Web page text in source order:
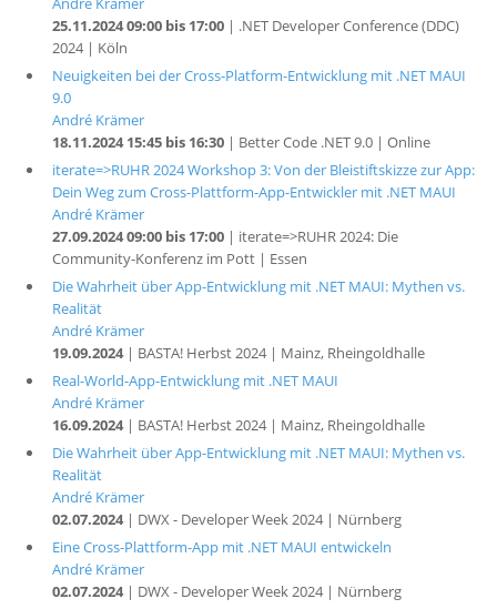
25.11.2024 09:00 bis 17:00| .NET Developer Conference (DDC)
2024 | Köln
Neuigkeiten bei der Cross-Platform-Entwicklung mit .NET MAUI
9.0
André Krämer
18.11.2024 15:45 bis 16:30| Better Code .NET 9.0 | Online
iterate=>RUHR 2024 Workshop 3: Von der Bleistiftskizze zur App:
Dein Weg zum Cross-Plattform-App-Entwickler mit .NET MAUI
André Krämer
27.09.2024 09:00 bis 17:00| iterate=>RUHR 2024: Die
Community-Konferenz im Pott | Essen
Die Wahrheit über App-Entwicklung mit .NET MAUI: Mythen vs.
Realität
André Krämer
19.09.2024| BASTA! Herbst 2024 | Mainz, Rheingoldhalle
Real-World-App-Entwicklung mit .NET MAUI
André Krämer
16.09.2024| BASTA! Herbst 2024 | Mainz, Rheingoldhalle
Die Wahrheit über App-Entwicklung mit .NET MAUI: Mythen vs.
Realität
André Krämer
02.07.2024| DWX - Developer Week 2024 | Nürnberg
Eine Cross-Plattform-App mit .NET MAUI entwickeln
André Krämer
02.07.2024| DWX - Developer Week 2024 | Nürnberg